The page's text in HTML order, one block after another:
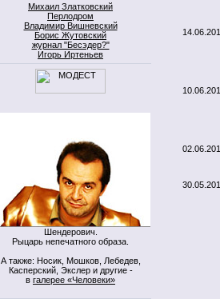
Михаил Златковский
Перлодром
Владимир Вишневский
Борис Жутовский
журнал "Бесэдер?"
Игорь Иртеньев
Шендерович.
Рыцарь непечатного образа.
А также: Носик, Мошков, Лебедев,
Касперский, Экслер и другие -
в галерее «Человеки»